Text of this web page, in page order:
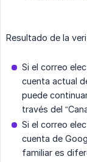
Resultado de la
Si el correo
cuenta actual
puede
través del
Si el correo
cuenta de
familiar es